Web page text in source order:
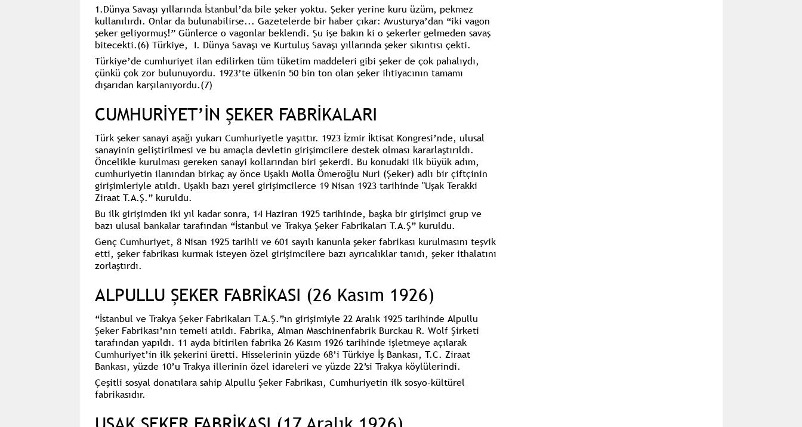
1.Dünya Savaşı yıllarında İstanbul’da bile şeker yoktu. Şeker yerine kuru üzüm, pekmez
kullanılırdı. Onlar da bulunabilirse... Gazetelerde bir haber çıkar: Avusturya’dan “iki vagon
şeker geliyormuş!” Günlerce o vagonlar beklendi. Şu işe bakın ki o şekerler gelmeden savaş
bitecekti.(6) Türkiye, I. Dünya Savaşı ve Kurtuluş Savaşı yıllarında şeker sıkıntısı çekti.
Türkiye’de cumhuriyet ilan edilirken tüm tüketim maddeleri gibi şeker de çok pahalıydı,
çünkü çok zor bulunuyordu. 1923’te ülkenin 50 bin ton olan şeker ihtiyacının tamamı
dışarıdan karşılanıyordu.(7)
CUMHURİYET’İN ŞEKER FABRİKALARI
Türk şeker sanayi aşağı yukarı Cumhuriyetle yaşıttır. 1923 İzmir İktisat Kongresi’nde, ulusal
sanayinin geliştirilmesi ve bu amaçla devletin girişimcilere destek olması kararlaştırıldı.
Öncelikle kurulması gereken sanayi kollarından biri şekerdi. Bu konudaki ilk büyük adım,
cumhuriyetin ilanından birkaç ay önce Uşaklı Molla Ömeroğlu Nuri (Şeker) adlı bir çiftçinin
girişimleriyle atıldı. Uşaklı bazı yerel girişimcilerce 19 Nisan 1923 tarihinde"Uşak Terakki
Ziraat T.A.Ş.” kuruldu.
Bu ilk girişimden iki yıl kadar sonra, 14 Haziran 1925 tarihinde, başka bir girişimci grup ve
bazı ulusal bankalar tarafından “İstanbul ve Trakya Şeker Fabrikaları T.A.Ş” kuruldu.
Genç Cumhuriyet, 8 Nisan 1925 tarihli ve 601 sayılı kanunla şeker fabrikası kurulmasını teşvik
etti, şeker fabrikası kurmak isteyen özel girişimcilere bazı ayrıcalıklar tanıdı, şeker ithalatını
zorlaştırdı.
ALPULLU ŞEKER FABRİKASI (26 Kasım 1926)
“İstanbul ve Trakya Şeker Fabrikaları T.A.Ş.”ın girişimiyle 22 Aralık 1925 tarihinde Alpullu
Şeker Fabrikası’nın temeli atıldı. Fabrika, Alman Maschinenfabrik Burckau R. Wolf Şirketi
tarafından yapıldı. 11 ayda bitirilen fabrika 26 Kasım 1926 tarihinde işletmeye açılarak
Cumhuriyet’in ilk şekerini üretti. Hisselerinin yüzde 68’i Türkiye İş Bankası, T.C. Ziraat
Bankası, yüzde 10’u Trakya illerinin özel idareleri ve yüzde 22’si Trakya köylülerindi.
Çeşitli sosyal donatılara sahip Alpullu Şeker Fabrikası, Cumhuriyetin ilk sosyo-kültürel
fabrikasıdır.